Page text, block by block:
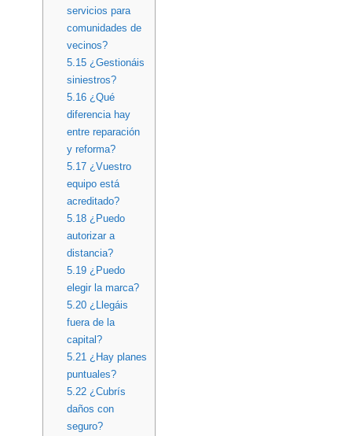
servicios para
comunidades de
vecinos?
5.15¿Gestionáis
siniestros?
5.16¿Qué
diferencia hay
entre reparación
y reforma?
5.17¿Vuestro
equipo está
acreditado?
5.18¿Puedo
autorizar a
distancia?
5.19¿Puedo
elegir la marca?
5.20¿Llegáis
fuera de la
capital?
5.21 ¿Hay planes
puntuales?
5.22¿Cubrís
daños con
seguro?